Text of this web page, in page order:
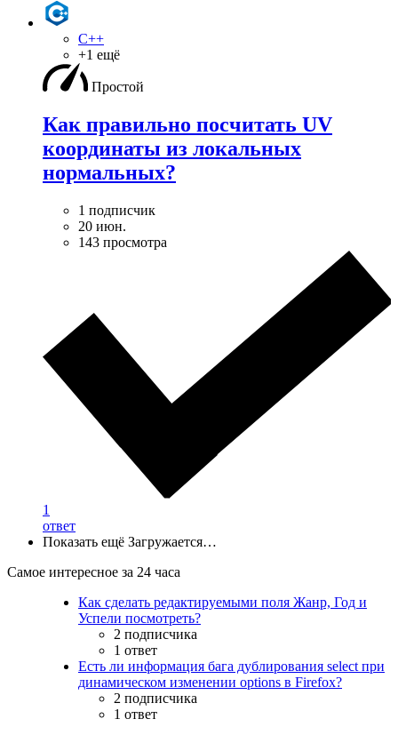
C++
+1 ещё
Простой
Как правильно посчитать UV
координаты из локальных
нормальных?
1 подписчик
20 июн.
143 просмотра
1
ответ
Показать ещё Загружается…
Самое интересное за 24 часа
Как сделать редактируемыми поля Жанр, Год и
Успели посмотреть?
2 подписчика
1 ответ
Есть ли информация бага дублирования select при
динамическом изменении options в Firefox?
2 подписчика
1 ответ